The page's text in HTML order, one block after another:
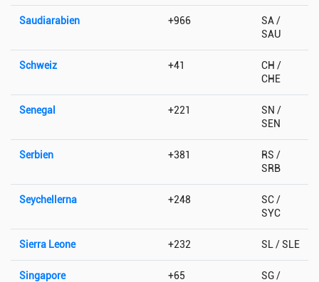
Saudiarabien +966
SA /
SAU
Schweiz +41
CH /
CHE
Senegal +221
SN /
SEN
Serbien +381
RS /
SRB
Seychellerna +248
SC /
SYC
Sierra Leone +232 SL / SLE
Singapore +65
SG /